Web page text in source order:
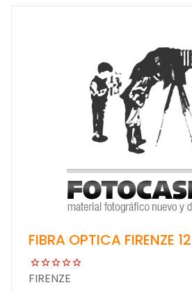
FIBRA OPTICA FIRENZE
FIRENZE